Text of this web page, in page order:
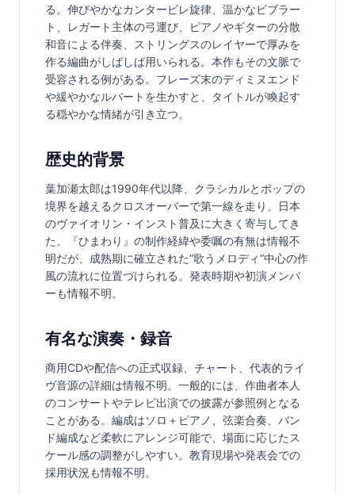
る。伸びやかなカンタービレ旋律、温かなビブラー
ト、レガート主体の弓運び、ピアノやギターの分散
和音による伴奏、ストリングスのレイヤーで厚みを
作る編曲がしばしば用いられる。本作もその文脈で
受容される例がある。フレーズ末のディミヌエンド
や緩やかなルバートを生かすと、タイトルが喚起す
る穏やかな情緒が引き立つ。
歴史的背景
葉加瀬太郎は1990年代以降、クラシカルとポップの
境界を越えるクロスオーバーで第一線を走り、日本
のヴァイオリン・インスト普及に大きく寄与してき
た。『ひまわり』の制作経緯や委嘱の有無は情報不
明だが、成熟期に確立された“歌うメロディ”中心の作
風の流れに位置づけられる。発表時期や初演メンバ
ーも情報不明。
有名な演奏・録音
商用CDや配信への正式収録、チャート、代表的ライ
ヴ音源の詳細は情報不明。一般的には、作曲者本人
のコンサートやテレビ出演での披露が参照例となる
ことがある。編成はソロ＋ピアノ、弦楽合奏、バン
ド編成など柔軟にアレンジ可能で、場面に応じたス
ケール感の調整がしやすい。教育現場や発表会での
採用状況も情報不明。